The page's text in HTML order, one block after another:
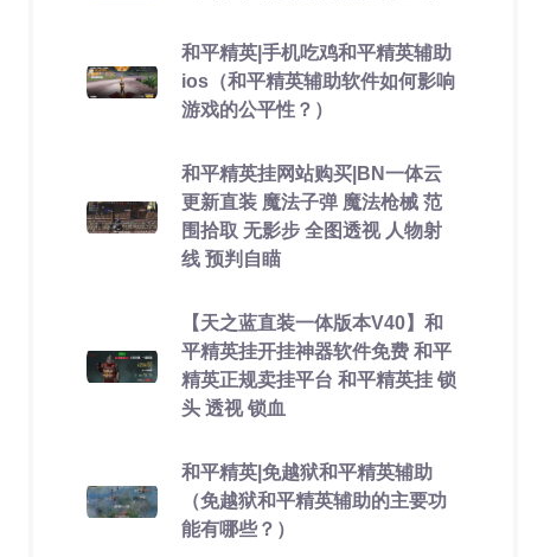
和平精英|手机吃鸡和平精英辅助
ios（和平精英辅助软件如何影响
游戏的公平性？）
和平精英挂网站购买|BN一体云
更新直装 魔法子弹 魔法枪械 范
围拾取 无影步 全图透视 人物射
线 预判自瞄
【天之蓝直装一体版本V40】和
平精英挂开挂神器软件免费 和平
精英正规卖挂平台 和平精英挂 锁
头 透视 锁血
和平精英|免越狱和平精英辅助
（免越狱和平精英辅助的主要功
能有哪些？）